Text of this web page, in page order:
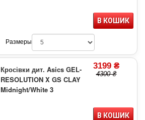
В КОШИК
Размеры
Кросівки дит. Asics GEL-
RESOLUTION X GS CLAY
Midnight/White 3
3199 ₴
4300 ₴
В КОШИК